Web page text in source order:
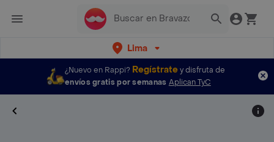
Lima
¿Nuevo en Rappi? Regístratey disfruta de
envíos gratis por semanas Aplican TyC